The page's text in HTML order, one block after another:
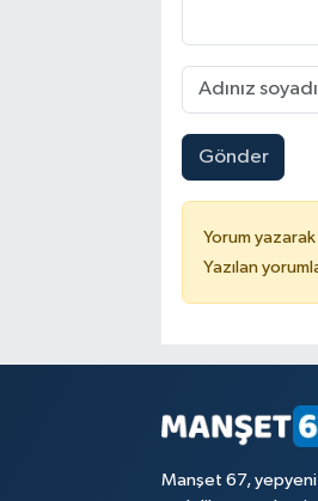
Gönder
Yorum yazarak
Yazılan
Manşet 67,